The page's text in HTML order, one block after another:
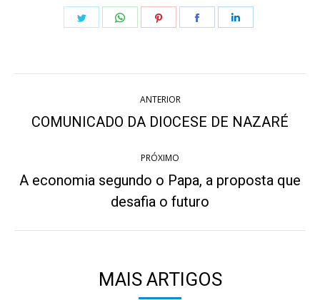
Share
Share
Share
Share
de
ANTERIOR
Post
COMUNICADO DA DIOCESE DE NAZARÉ
PRÓXIMO
Próximo
post:
A economia segundo o Papa, a proposta que
desafia o futuro
MAIS ARTIGOS